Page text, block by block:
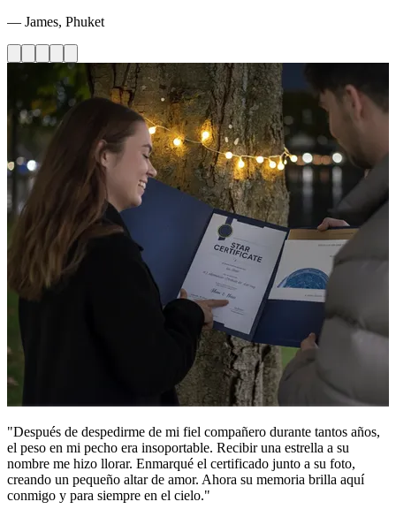
— James, Phuket
"Después de despedirme de mi fiel compañero durante tantos años,
el peso en mi pecho era insoportable. Recibir una estrella a su
nombre me hizo llorar. Enmarqué el certificado junto a su foto,
creando un pequeño altar de amor. Ahora su memoria brilla aquí
conmigo y para siempre en el cielo."